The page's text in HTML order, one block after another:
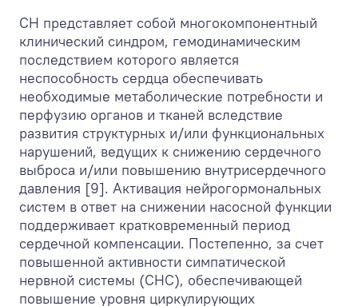
СН представляет собой многокомпонентный
клинический синдром, гемодинамическим
последствием которого является
неспособность сердца обеспечивать
необходимые метаболические потребности и
перфузию органов и тканей вследствие
развития структурных и/или функциональных
нарушений, ведущих к снижению сердечного
выброса и/или повышению внутрисердечного
давления [9]. Активация нейрогормональных
систем в ответ на снижении насосной функции
поддерживает кратковременный период
сердечной компенсации. Постепенно, за счет
повышенной активности симпатической
нервной системы (СНС), обеспечивающей
повышение уровня циркулирующих